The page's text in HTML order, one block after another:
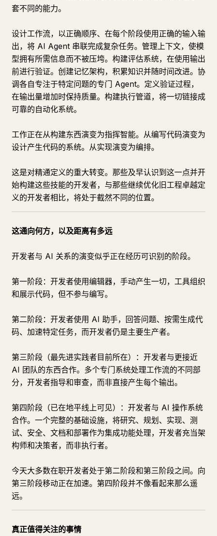
套不同的能力。
设计工作流，以正确顺序、在每个阶段使用正确的输入输
出，将 AI Agent 串联完成复杂任务。管理上下文，使模
型拥有所需信息而不被压垮。构建评估系统，在使用输出
前进行验证。创建记忆架构，积累知识并随时间改进。协
调各自专注于特定问题的专门 Agent。定义验证过程，
在输出量增加时保持质量。构建执行管道，将一切链接成
可靠的自动化系统。
工作正在从构建东西演变为指挥智能。从编写代码演变为
设计产生代码的系统。从实现演变为编排。
这是对精通定义的重大转变。那些及早认识到这一点并开
始构建这些技能的开发者，与那些继续优化旧工程卓越定
义的开发者相比，将处于截然不同的位置。
这通向何方，以及距离有多远
开发者与 AI 关系的演变似乎正在经历可识别的阶段。
第一阶段：开发者使用编辑器，手动产生一切，工具组织
和展示代码，但不参与编写。
第二阶段：开发者使用 AI 助手，回答问题、按需生成代
码、加速特定任务，而开发者仍是主要生产者。
第三阶段（最先进实践者目前所在）：开发者与更接近
AI 团队的东西合作。多个专门系统处理工作流的不同部
分，开发者指导和审查，而非直接产生每个输出。
第四阶段（已在地平线上可见）：开发者与 AI 操作系统
合作。一个完整的基础设施，将研究、规划、实现、测
试、安全、文档和部署作为集成功能处理，开发者充当架
构师和决策者，而非执行者。
今天大多数在职开发者处于第二阶段和第三阶段之间。向
第三阶段移动正在加速。第四阶段并不像看起来那么遥
远。
真正值得关注的事情